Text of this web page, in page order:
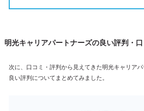
明光キャリアパートナーズの良い評判・口
次に、口コミ・評判から見えてきた明光キャリアパ
良い評判についてまとめてみました。